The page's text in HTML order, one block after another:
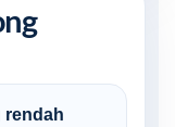
rendah